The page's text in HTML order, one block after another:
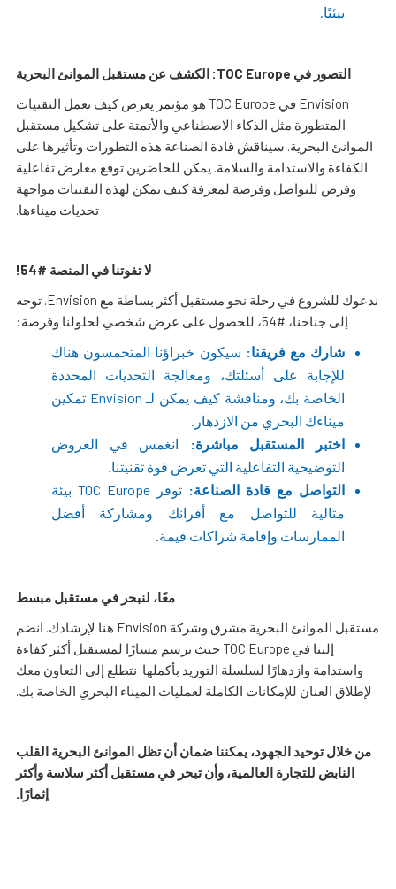
بيئيًا.
التصور في TOC Europe: الكشف عن مستقبل الموانئ البحرية
Envision في TOC Europe هو مؤتمر يعرض كيف تعمل التقنيات
المتطورة مثل الذكاء الاصطناعي والأتمتة على تشكيل مستقبل
الموانئ البحرية. سيناقش قادة الصناعة هذه التطورات وتأثيرها على
الكفاءة والاستدامة والسلامة. يمكن للحاضرين توقع معارض تفاعلية
وفرص للتواصل وفرصة لمعرفة كيف يمكن لهذه التقنيات مواجهة
تحديات ميناءها.
لا تفوتنا في المنصة #54!
ندعوك للشروع في رحلة نحو مستقبل أكثر بساطة مع Envision. توجه
إلى جناحنا، #54، للحصول على عرض شخصي لحلولنا وفرصة:
شارك مع فريقنا: سيكون خبراؤنا المتحمسون هناك
للإجابة على أسئلتك، ومعالجة التحديات المحددة
الخاصة بك، ومناقشة كيف يمكن لـ Envision تمكين
ميناءك البحري من الازدهار.
اختبر المستقبل مباشرة:
انغمس في العروض
التوضيحية التفاعلية التي تعرض قوة تقنيتنا.
التواصل مع قادة الصناعة:
توفر TOC Europe بيئة
مثالية للتواصل مع أقرانك ومشاركة أفضل
الممارسات وإقامة شراكات قيمة.
معًا، لنبحر في مستقبل مبسط
مستقبل الموانئ البحرية مشرق وشركة Envision هنا لإرشادك. انضم
إلينا في TOC Europe حيث نرسم مسارًا لمستقبل أكثر كفاءة
واستدامة وازدهارًا لسلسلة التوريد بأكملها. نتطلع إلى التعاون معك
لإطلاق العنان للإمكانات الكاملة لعمليات الميناء البحري الخاصة بك.
من خلال توحيد الجهود، يمكننا ضمان أن تظل الموانئ البحرية القلب
النابض للتجارة العالمية، وأن تبحر في مستقبل أكثر سلاسة وأكثر
إثمارًا.